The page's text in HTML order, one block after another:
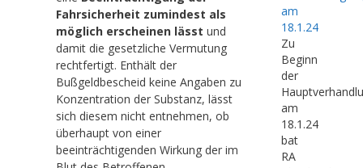
Fahrsicherheit zumindest als
möglich erscheinen lässt und
damit die gesetzliche Vermutung
rechtfertigt. Enthält der
Bußgeldbescheid keine Angaben zu
Konzentration der Substanz, lässt
sich diesem nicht entnehmen, ob
überhaupt von einer
beeinträchtigenden Wirkung der im
am
18.1.24
Zu
Beginn
der
am
18.1.24
bat
RA